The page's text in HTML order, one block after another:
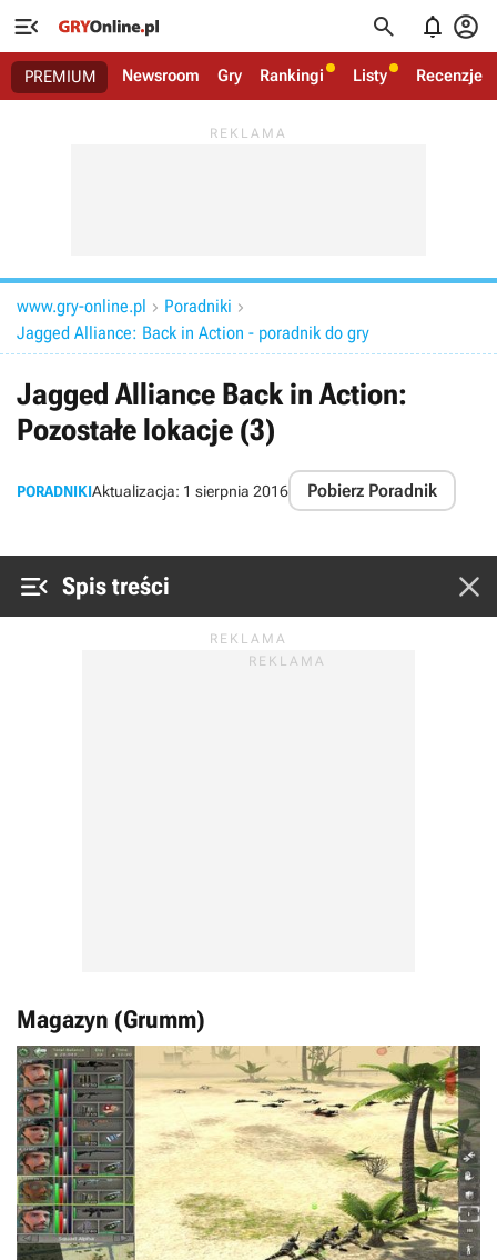
   
PREMIUM Newsroom Gry Rankingi Listy Recenzje
www.gry-online.pl  Poradniki 
Jagged Alliance: Back in Action - poradnik do gry
Jagged Alliance Back in Action:
Pozostałe lokacje (3)
PORADNIKIAktualizacja: 1 sierpnia 2016 Pobierz Poradnik
 Spis treści 
Magazyn (Grumm)